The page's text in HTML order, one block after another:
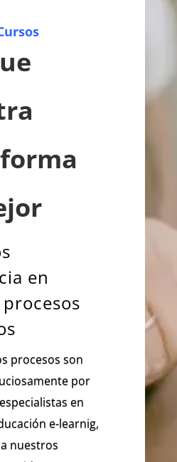
en
procesos son
por
en
e-learnig,
nuestros